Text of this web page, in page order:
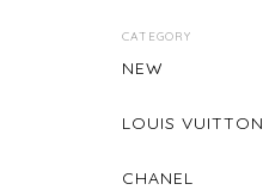
CATEGORY
NEW
LOUIS VUITTON
CHANEL